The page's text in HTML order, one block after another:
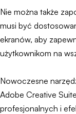
Nie można także
musi być
ekranów, aby
użytkownikom na
Nowoczesne
Adobe Creative
profesjonalnych i